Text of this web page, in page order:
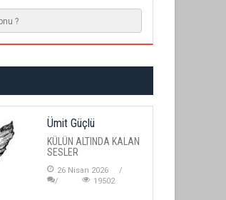
Ümit Güçlü
KÜLÜN ALTINDA KALAN
SESLER
26 Nisan 2026
19502